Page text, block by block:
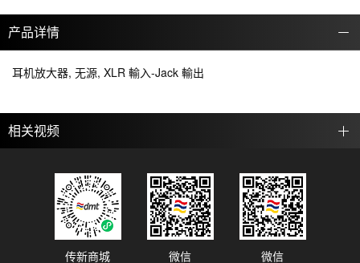
产品详情
耳机放大器, 无源, XLR 輸入-Jack 輸出
相关视频
传新商城
微信
微信